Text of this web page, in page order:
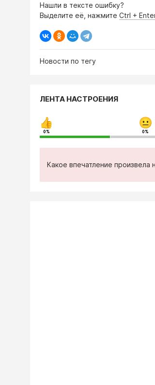
Нашли в тексте ошибку?
Выделите её, нажмите Ctrl +
Новости по тегу
ЛЕНТА НАСТРОЕНИЯ
0% 0%
Какое впечатление произвела